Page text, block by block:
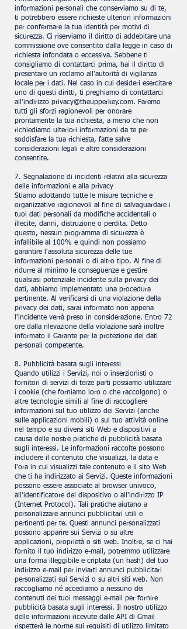
informazioni personali che conserviamo su di te,
ti potrebbero essere richieste ulteriori informazioni
per confermare la tua identità per motivi di
sicurezza. Ci riserviamo il diritto di addebitare una
commissione ove consentito dalla legge in caso di
richiesta infondata o eccessiva. Sebbene ti
consigliamo di contattarci prima, hai il diritto di
presentare un reclamo all'autorità di vigilanza
locale per i dati. Nel caso in cui desideri esercitare
uno di questi diritti, ti preghiamo di contattarci
all'indirizzo privacy@theupperkey.com. Faremo
tutti gli sforzi ragionevoli per onorare
prontamente la tua richiesta, a meno che non
richiediamo ulteriori informazioni da te per
soddisfare la tua richiesta, fatte salve
considerazioni legali e altre considerazioni
consentite.
7. Segnalazione di incidenti relativi alla sicurezza
delle informazioni e alla privacy
Stiamo adottando tutte le misure tecniche e
organizzative ragionevoli al fine di salvaguardare i
tuoi dati personali da modifiche accidentali o
illecite, danni, distruzione o perdita. Detto
questo, nessun programma di sicurezza è
infallibile al 100% e quindi non possiamo
garantire l'assoluta sicurezza delle tue
informazioni personali o di altro tipo. Al fine di
ridurre al minimo le conseguenze e gestire
qualsiasi potenziale incidente sulla privacy dei
dati, abbiamo implementato una procedura
pertinente. Al verificarsi di una violazione della
privacy dei dati, sarai informato non appena
l'incidente verrà preso in considerazione. Entro 72
ore dalla rilevazione della violazione sarà inoltre
informato il Garante per la protezione dei dati
personali competente.
8. Pubblicità basata sugli interessi
Quando utilizzi i Servizi, noi o inserzionisti o
fornitori di servizi di terze parti possiamo utilizzare
i cookie (che forniamo loro o che raccolgono) o
altre tecnologie simili al fine di raccogliere
informazioni sul tuo utilizzo dei Servizi (anche
sulle applicazioni mobili) o sul tuo attività online
nel tempo e su diversi siti Web e dispositivi a
causa delle nostre pratiche di pubblicità basata
sugli interessi. Le informazioni raccolte possono
includere il contenuto che visualizzi, la data e
l'ora in cui visualizzi tale contenuto e il sito Web
che ti ha indirizzato ai Servizi. Queste informazioni
possono essere associate al browser univoco,
all'identificatore del dispositivo o all'indirizzo IP
(Internet Protocol). Tali pratiche aiutano a
personalizzare annunci pubblicitari utili e
pertinenti per te. Questi annunci personalizzati
possono apparire sui Servizi o su altre
applicazioni, proprietà o siti web. Inoltre, se ci hai
fornito il tuo indirizzo e-mail, potremmo utilizzare
una forma illeggibile e criptata (un hash) del tuo
indirizzo e-mail per inviarti annunci pubblicitari
personalizzati sui Servizi o su altri siti web. Non
raccogliamo né accediamo a nessuno dei
contenuti dei tuoi messaggi e-mail per fornire
pubblicità basata sugli interessi. Il nostro utilizzo
delle informazioni ricevute dalle API di Gmail
rispetterà le norme sui requisiti di utilizzo limitato